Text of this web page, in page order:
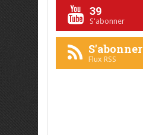
39
S'abonner
S'abonner
Flux RSS